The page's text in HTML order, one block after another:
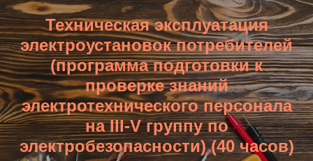
Техническая эксплуатация
электроустановок потребителей
(программа подготовки к
проверке знаний
электротехнического персонала
на III-V группу по
электробезопасности) (40 часов)